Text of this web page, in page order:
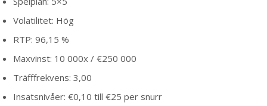
Volatilitet: Hög
RTP: 96,15 %
Maxvinst: 10 000x / €250 000
Träfffrekvens: 3,00
Insatsnivåer: €0,10 till €25 per snurr